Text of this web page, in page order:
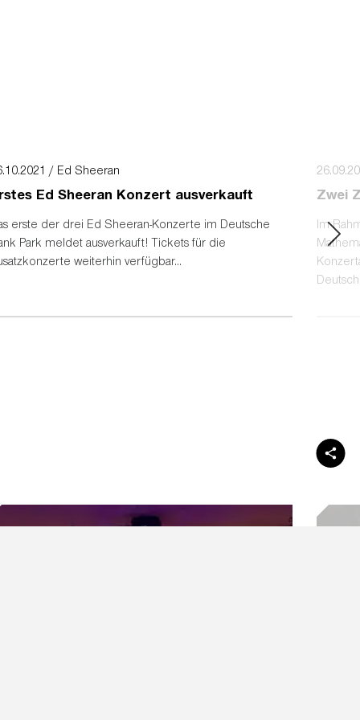
bei
den sie
Von-
/ Ed Sheeran
Ed Sheeran Konzert ausverkauft
erste der drei Ed Sheeran-Konzerte im Deutsche
Park meldet ausverkauft! Tickets für die
weiterhin verfügbar...
Zwei
Im
Frankfurt Stadion GmbH